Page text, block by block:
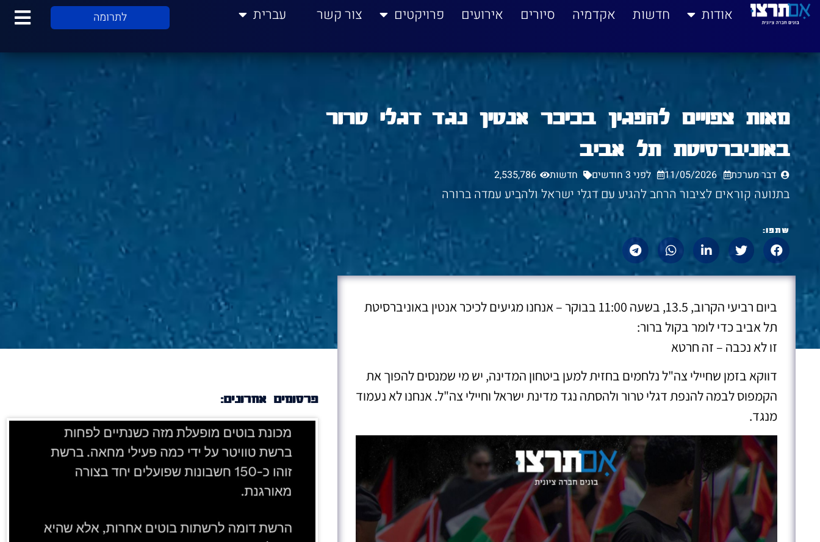
לתוכן אודות חדשות אקדמיה סיורים אירועים פרויקטים צור קשר עברית לתרומה
מאות צפויים להפגין בכיכר אנטין נגד דגלי טרור
באוניברסיטת תל אביב
דבר מערכת 11/05/2026 לפני 3 חודשים חדשות 2,535,786
בתנועה קוראים לציבור הרחב להגיע עם דגלי ישראל ולהביע עמדה ברורה
שתפו:
ביום רביעי הקרוב, 13.5, בשעה 11:00 בבוקר – אנחנו מגיעים לכיכר אנטין באוניברסיטת
תל אביב כדי לומר בקול ברור:
זו לא נכבה – זה חרטא
דווקא בזמן שחיילי צה"ל נלחמים בחזית למען ביטחון המדינה, יש מי שמנסים להפוך את
הקמפוס לבמה להנפת דגלי טרור ולהסתה נגד מדינת ישראל וחיילי צה"ל. אנחנו לא נעמוד
מנגד.
פרסומים אחרונים: